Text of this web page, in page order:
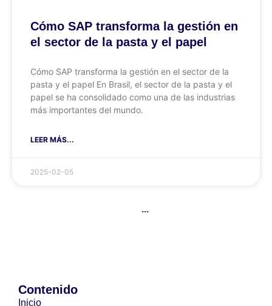
Cómo SAP transforma la gestión en
el sector de la pasta y el papel
Cómo SAP transforma la gestión en el sector de la
pasta y el papel En Brasil, el sector de la pasta y el
papel se ha consolidado como una de las industrias
más importantes del mundo.
LEER MÁS...
2025-02-05
...
Contenido
Inicio